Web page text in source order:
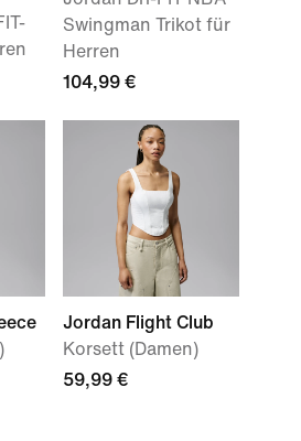
Swingman Trikot für
Herren
104,99 €
Jordan Flight Club
Korsett (Damen)
59,99 €